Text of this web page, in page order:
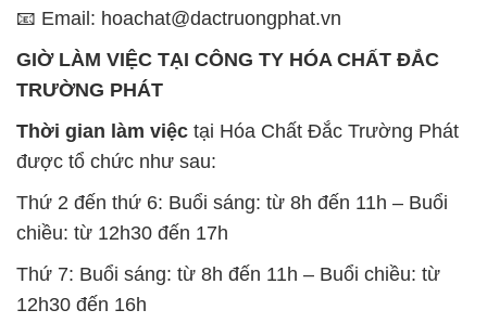
📧 Email: hoachat@dactruongphat.vn
GIỜ LÀM VIỆC TẠI CÔNG TY HÓA CHẤT ĐẮC
TRƯỜNG PHÁT
Thời gian làm việc tại Hóa Chất Đắc Trường Phát
được tổ chức như sau:
Thứ 2 đến thứ 6: Buổi sáng: từ 8h đến 11h – Buổi
chiều: từ 12h30 đến 17h
Thứ 7: Buổi sáng: từ 8h đến 11h – Buổi chiều: từ
12h30 đến 16h